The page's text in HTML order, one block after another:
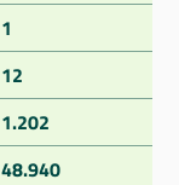
1
12
1.202
48.940